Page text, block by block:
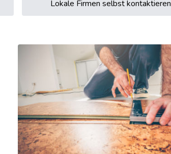
Lokale Firmen selbst kontaktieren